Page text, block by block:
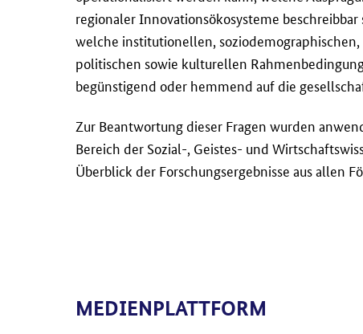
regionaler Innovationsökosysteme beschreibbar
welche institutionellen, soziodemographischen,
politischen sowie kulturellen
begünstigend oder hemmend auf die
Zur Beantwortung dieser Fragen wurden
Bereich der Sozial-, Geistes- und
Überblick der Forschungsergebnisse aus allen
MEDIENPLATTFORM